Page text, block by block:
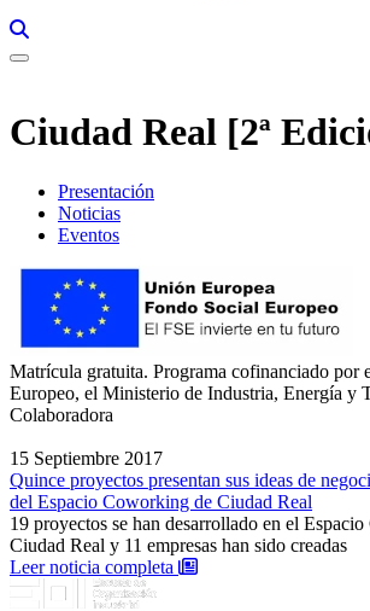
Ciudad Real [2ª
Presentación
Noticias
Eventos
Matrícula gratuita. Programa cofinanciado por
Europeo, el Ministerio de Industria, Energía y
Colaboradora
15 Septiembre 2017
Quince proyectos presentan sus ideas de
del Espacio Coworking de Ciudad Real
19 proyectos se han desarrollado en el
Ciudad Real y 11 empresas han sido creadas
Leer noticia completa : Quince proyectos